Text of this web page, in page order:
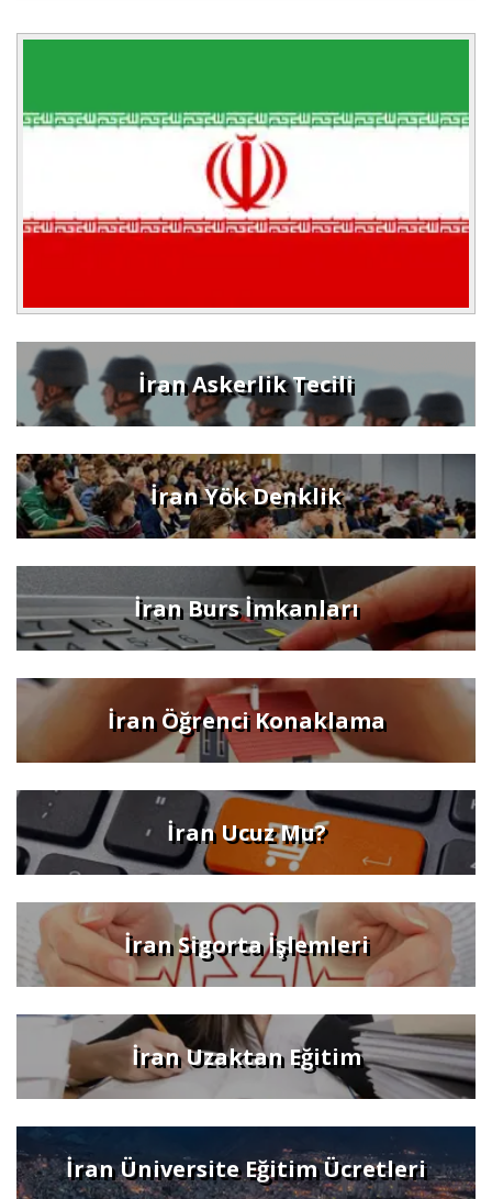
İran Askerlik Tecili
İran Yök Denklik
İran Burs İmkanları
İran Öğrenci Konaklama
İran Ucuz Mu?
İran Sigorta İşlemleri
İran Uzaktan Eğitim
İran Üniversite Eğitim Ücretleri